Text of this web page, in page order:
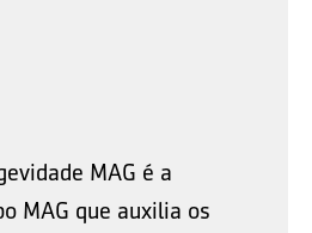
MAG é a
MAG que auxilia os